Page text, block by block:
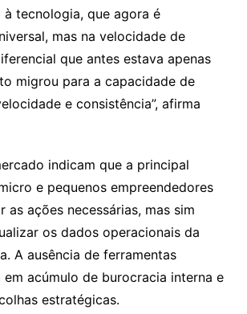
à tecnologia, que agora é
mas na velocidade de
que antes estava apenas
migrou para a capacidade de
e consistência”, afirma
indicam que a principal
e pequenos empreendedores
as ações necessárias, mas sim
os dados operacionais da
A ausência de ferramentas
acúmulo de burocracia interna e
estratégicas.